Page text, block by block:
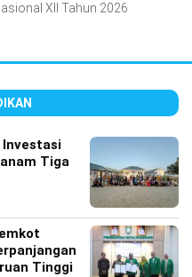
XII Tahun 2026
Investasi
Tiga
Tinggi